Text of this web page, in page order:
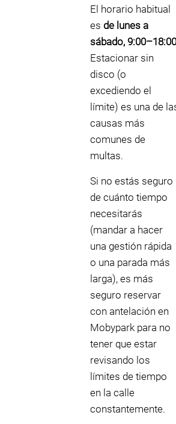
El horario habitual
es de lunes a
sábado, 9:00–18:00
Estacionar sin
disco (o
excediendo el
límite) es una de
causas más
comunes de
multas.
Si no estás seguro
de cuánto tiempo
necesitarás
(mandar a hacer
una gestión rápida
o una parada más
larga), es más
seguro reservar
con antelación en
Mobypark para no
tener que estar
revisando los
límites de tiempo
en la calle
constantemente.